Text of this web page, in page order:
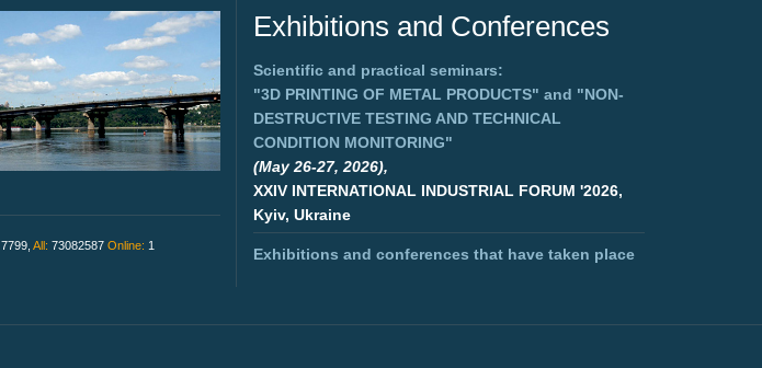
7799, All: 73082587 Online: 1
Exhibitions and Conferences
Scientific and practical seminars:
"3D PRINTING OF METAL PRODUCTS" and "NON-
DESTRUCTIVE TESTING AND TECHNICAL
CONDITION MONITORING"
(May 26-27, 2026),
XXIV INTERNATIONAL INDUSTRIAL FORUM '2026,
Kyiv, Ukraine
Exhibitions and conferences that have taken place